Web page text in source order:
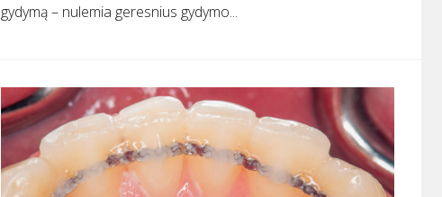
gydymą – nulemia geresnius gydymo...